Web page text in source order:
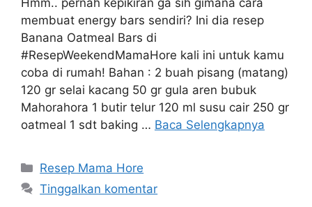
membuat energy bars sendiri? Ini dia resep
Banana Oatmeal Bars di
#ResepWeekendMamaHore kali ini untuk kamu
coba di rumah! Bahan : 2 buah pisang (matang)
120 gr selai kacang 50 gr gula aren bubuk
Mahorahora 1 butir telur 120 ml susu cair 250 gr
oatmeal 1 sdt baking … Baca Selengkapnya
Resep Mama Hore
Tinggalkan komentar